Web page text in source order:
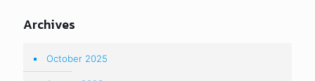
Archives
October 2025